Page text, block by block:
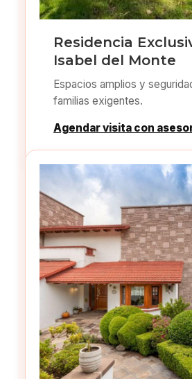
Residencia
Isabel del Monte
Espacios amplios y
familias exigentes.
Agendar visita con